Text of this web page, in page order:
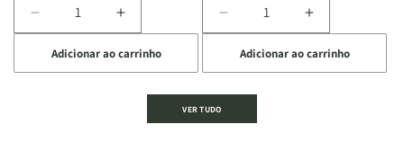
Diminuir
a
quantidade
de
Aumentar
a
quantidade
de
Jogo
Adicionar ao carrinho
Diminuir
a
quantidade
de
Jogo
Aumentar
a
quantidade
de
Adicionar ao carrinho
VER TUDO